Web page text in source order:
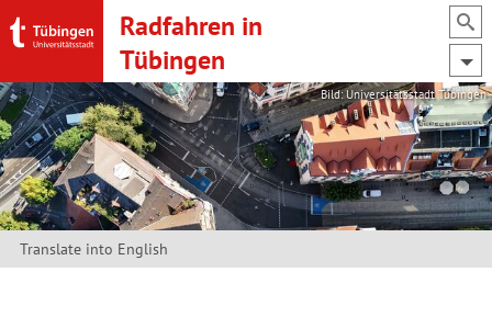
Radfahren in
Tübingen
Bild: Universitätsstadt Tübingen
Translate into English